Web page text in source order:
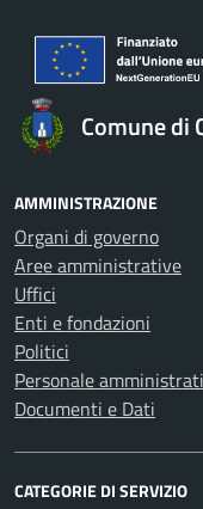
Comune di
AMMINISTRAZIONE
Organi di governo
Aree amministrative
Uffici
Enti e fondazioni
Politici
Personale
Documenti e Dati
CATEGORIE DI SERVIZIO